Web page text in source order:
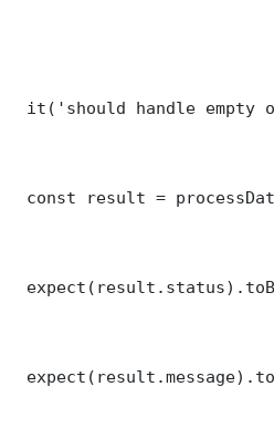
it('should handle
const result =